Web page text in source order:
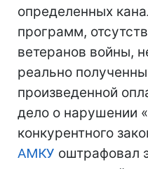
определенных
программ,
ветеранов войны,
реально
произведенной
дело о нарушении
конкурентного
АМКУ оштрафовал